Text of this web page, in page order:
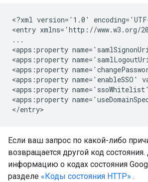
<?xml version='1.0'
<entry xmlns='http://www.w3.org/
...
<apps:property
<apps:property
<apps:property
<apps:property
<apps:property
<apps:property
Если ваш запрос по какой-либо
возвращается другой код
информацию о кодах состояния
разделе «Коды состояния HTTP» .